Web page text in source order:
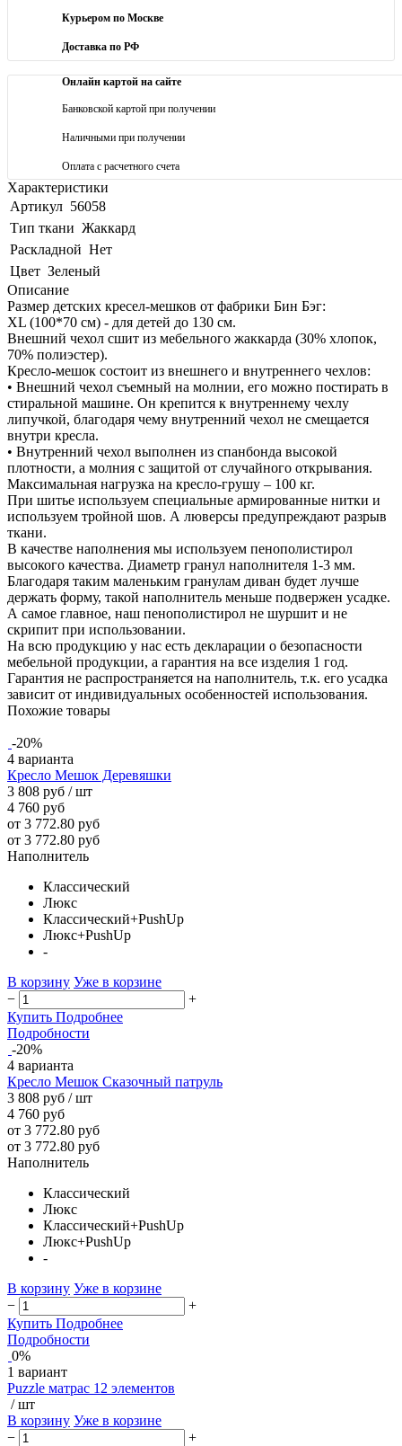
Курьером по Москве
Доставка по РФ
Онлайн картой на сайте
Банковской картой при получении
Наличными при получении
Оплата с расчетного счета
Характеристики
Артикул 56058
Тип ткани Жаккард
Раскладной Нет
Цвет Зеленый
Описание
Размер детских кресел-мешков от фабрики Бин Бэг:
XL (100*70 см) - для детей до 130 см.
Внешний чехол сшит из мебельного жаккарда (30% хлопок,
70% полиэстер).
Кресло-мешок состоит из внешнего и внутреннего чехлов:
• Внешний чехол съемный на молнии, его можно постирать в
стиральной машине. Он крепится к внутреннему чехлу
липучкой, благодаря чему внутренний чехол не смещается
внутри кресла.
• Внутренний чехол выполнен из спанбонда высокой
плотности, а молния с защитой от случайного открывания.
Максимальная нагрузка на кресло-грушу – 100 кг.
При шитье используем специальные армированные нитки и
используем тройной шов. А люверсы предупреждают разрыв
ткани.
В качестве наполнения мы используем пенополистирол
высокого качества. Диаметр гранул наполнителя 1-3 мм.
Благодаря таким маленьким гранулам диван будет лучше
держать форму, такой наполнитель меньше подвержен усадке.
А самое главное, наш пенополистирол не шуршит и не
скрипит при использовании.
На всю продукцию у нас есть декларации о безопасности
мебельной продукции, а гарантия на все изделия 1 год.
Гарантия не распространяется на наполнитель, т.к. его усадка
зависит от индивидуальных особенностей использования.
Похожие товары
-20%
4 варианта
Кресло Мешок Деревяшки
3 808 руб / шт
4 760 руб
от 3 772.80 руб
от 3 772.80 руб
Наполнитель
Классический
Люкс
Классический+PushUp
Люкс+PushUp
-
В корзину Уже в корзине
−
+
Купить Подробнее
Подробности
-20%
4 варианта
Кресло Мешок Сказочный патруль
3 808 руб / шт
4 760 руб
от 3 772.80 руб
от 3 772.80 руб
Наполнитель
Классический
Люкс
Классический+PushUp
Люкс+PushUp
-
В корзину Уже в корзине
−
+
Купить Подробнее
Подробности
0%
1 вариант
Puzzle матрас 12 элементов
/ шт
В корзину Уже в корзине
−
+